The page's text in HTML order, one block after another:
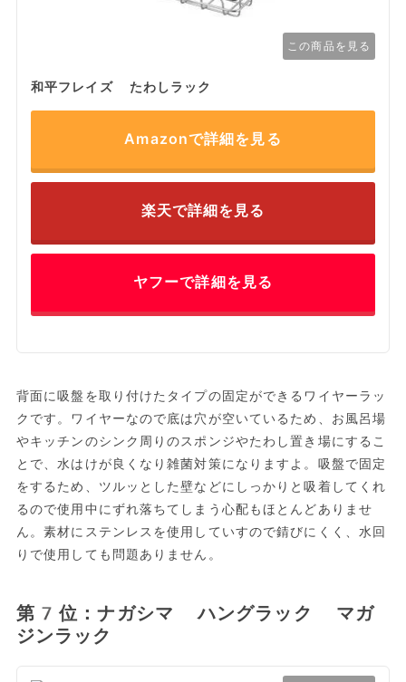
この商品を見る
和平フレイズ たわしラック
Amazonで詳細を見る
楽天で詳細を見る
ヤフーで詳細を見る
背面に吸盤を取り付けたタイプの固定ができるワイヤーラッ
クです。ワイヤーなので底は穴が空いているため、お風呂場
やキッチンのシンク周りのスポンジやたわし置き場にするこ
とで、水はけが良くなり雑菌対策になりますよ。吸盤で固定
をするため、ツルッとした壁などにしっかりと吸着してくれ
るので使用中にずれ落ちてしまう心配もほとんどありませ
ん。素材にステンレスを使用していすので錆びにくく、水回
りで使用しても問題ありません。
第7位：ナガシマ ハングラック マガ
ジンラック